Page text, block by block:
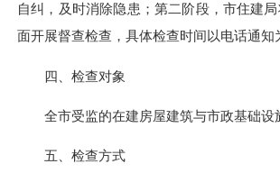
自纠，及时消除隐患；第二阶段，市住建
面开展督查检查，具体检查时间以电话通知
四、检查对象
全市受监的在建房屋建筑与市政基础设
五、检查方式